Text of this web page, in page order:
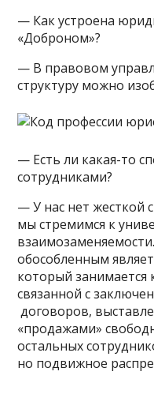
— Как устроена
«Доброном»?
— В правовом
структуру можно
— Есть ли какая-то
сотрудниками?
— У нас нет жесткой
мы стремимся к
обособленным
который занимается
связанной с
договоров,
«продажами»
остальных
но подвижное